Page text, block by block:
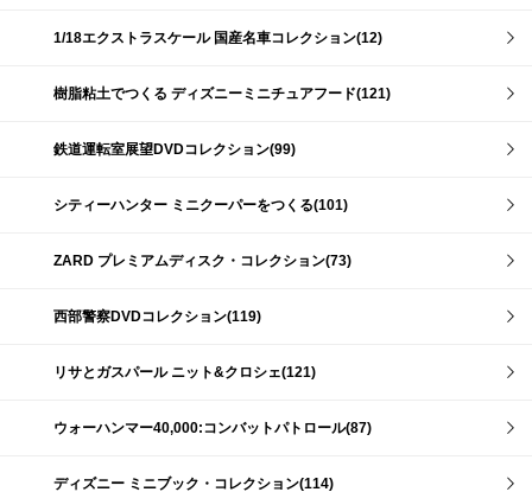
1/18エクストラスケール 国産名車コレクション(12)
樹脂粘土でつくる ディズニーミニチュアフード(121)
鉄道運転室展望DVDコレクション(99)
シティーハンター ミニクーパーをつくる(101)
ZARD プレミアムディスク・コレクション(73)
西部警察DVDコレクション(119)
リサとガスパール ニット&クロシェ(121)
ウォーハンマー40,000:コンバットパトロール(87)
ディズニー ミニブック・コレクション(114)